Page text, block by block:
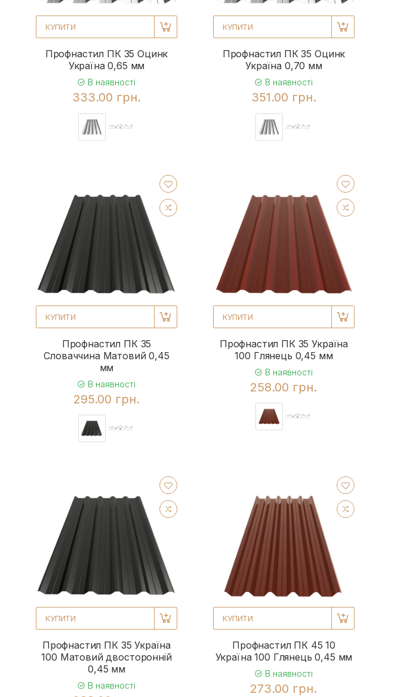
КУПИТИ
Профнастил ПК 35 Оцинк
Україна 0,65 мм
В наявності
333.00 грн.
КУПИТИ
Профнастил ПК 35 Оцинк
Україна 0,70 мм
В наявності
351.00 грн.
КУПИТИ
Профнастил ПК 35
Словаччина Матовий 0,45
мм
В наявності
295.00 грн.
КУПИТИ
Профнастил ПК 35 Україна
100 Глянець 0,45 мм
В наявності
258.00 грн.
КУПИТИ
Профнастил ПК 35 Україна
100 Матовий двосторонній
0,45 мм
В наявності
КУПИТИ
Профнастил ПК 45 10
Україна 100 Глянець 0,45 мм
В наявності
273.00 грн.